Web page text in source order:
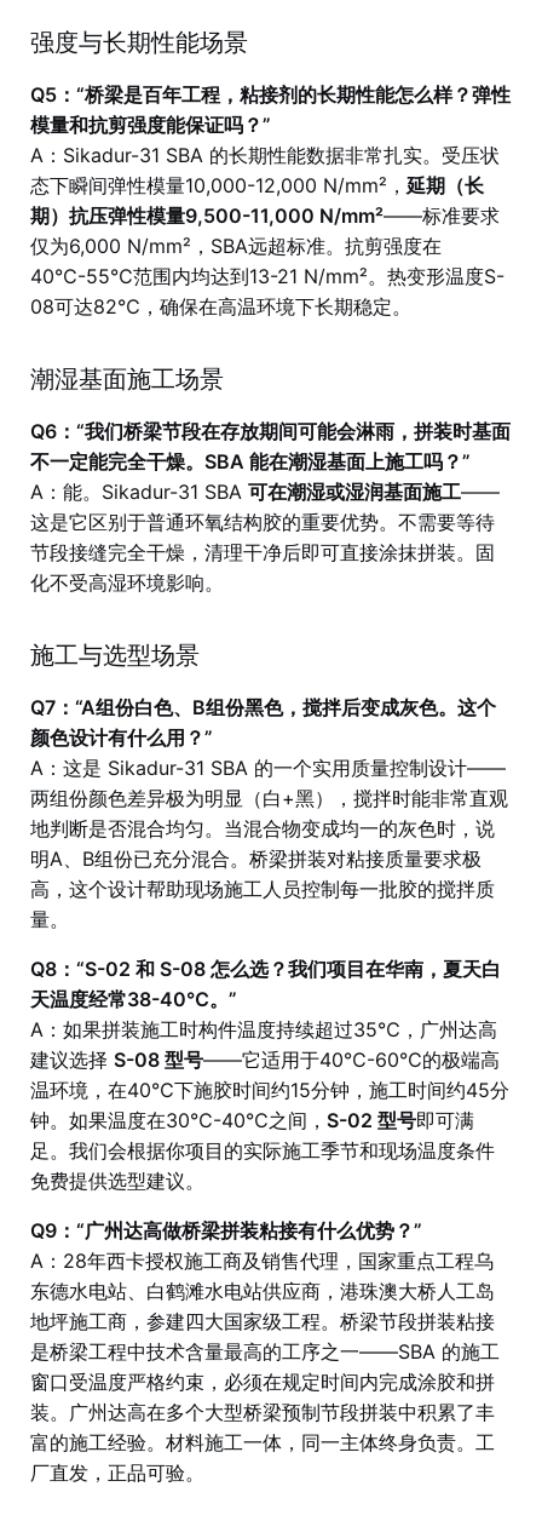
强度与长期性能场景
Q5：“桥梁是百年工程，粘接剂的长期性能怎么样？弹性
模量和抗剪强度能保证吗？”
A：Sikadur-31 SBA 的长期性能数据非常扎实。受压状
态下瞬间弹性模量10,000-12,000 N/mm²， 延期（长
期）抗压弹性模量9,500-11,000 N/mm²——标准要求
仅为6,000 N/mm²，SBA远超标准。抗剪强度在
40℃-55℃范围内均达到13-21 N/mm²。热变形温度S-
08可达82℃，确保在高温环境下长期稳定。
潮湿基面施工场景
Q6：“我们桥梁节段在存放期间可能会淋雨，拼装时基面
不一定能完全干燥。SBA 能在潮湿基面上施工吗？”
A：能。Sikadur-31 SBA 可在潮湿或湿润基面施工——
这是它区别于普通环氧结构胶的重要优势。不需要等待
节段接缝完全干燥，清理干净后即可直接涂抹拼装。固
化不受高湿环境影响。
施工与选型场景
Q7：“A组份白色、B组份黑色，搅拌后变成灰色。这个
颜色设计有什么用？”
A：这是 Sikadur-31 SBA 的一个实用质量控制设计——
两组份颜色差异极为明显（白+黑），搅拌时能非常直观
地判断是否混合均匀。当混合物变成均一的灰色时，说
明A、B组份已充分混合。桥梁拼装对粘接质量要求极
高，这个设计帮助现场施工人员控制每一批胶的搅拌质
量。
Q8：“S-02 和 S-08 怎么选？我们项目在华南，夏天白
天温度经常38-40℃。”
A：如果拼装施工时构件温度持续超过35℃，广州达高
建议选择 S-08 型号——它适用于40℃-60℃的极端高
温环境，在40℃下施胶时间约15分钟，施工时间约45分
钟。如果温度在30℃-40℃之间， S-02 型号即可满
足。我们会根据你项目的实际施工季节和现场温度条件
免费提供选型建议。
Q9：“广州达高做桥梁拼装粘接有什么优势？”
A：28年西卡授权施工商及销售代理，国家重点工程乌
东德水电站、白鹤滩水电站供应商，港珠澳大桥人工岛
地坪施工商，参建四大国家级工程。桥梁节段拼装粘接
是桥梁工程中技术含量最高的工序之一——SBA 的施工
窗口受温度严格约束，必须在规定时间内完成涂胶和拼
装。广州达高在多个大型桥梁预制节段拼装中积累了丰
富的施工经验。材料施工一体，同一主体终身负责。工
厂直发，正品可验。